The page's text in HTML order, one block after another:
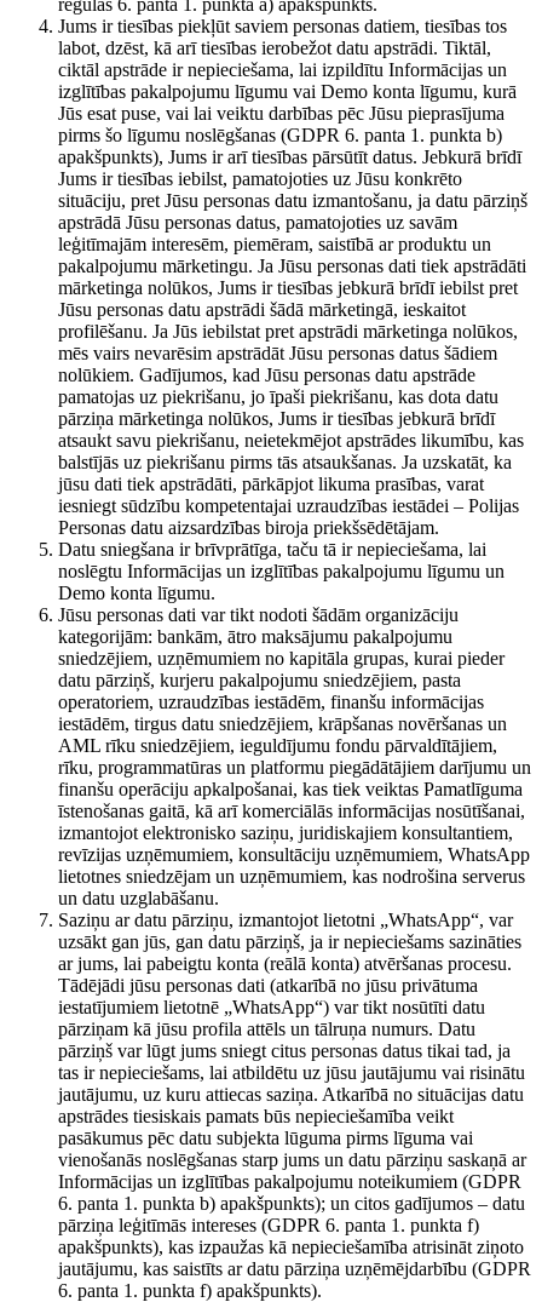
regulas 6. panta 1. punkta a) apakšpunkts.
Jums ir tiesības piekļūt saviem personas datiem, tiesības tos
labot, dzēst, kā arī tiesības ierobežot datu apstrādi. Tiktāl,
ciktāl apstrāde ir nepieciešama, lai izpildītu Informācijas un
izglītības pakalpojumu līgumu vai Demo konta līgumu, kurā
Jūs esat puse, vai lai veiktu darbības pēc Jūsu pieprasījuma
pirms šo līgumu noslēgšanas (GDPR 6. panta 1. punkta b)
apakšpunkts), Jums ir arī tiesības pārsūtīt datus. Jebkurā brīdī
Jums ir tiesības iebilst, pamatojoties uz Jūsu konkrēto
situāciju, pret Jūsu personas datu izmantošanu, ja datu pārziņš
apstrādā Jūsu personas datus, pamatojoties uz savām
leģitīmajām interesēm, piemēram, saistībā ar produktu un
pakalpojumu mārketingu. Ja Jūsu personas dati tiek apstrādāti
mārketinga nolūkos, Jums ir tiesības jebkurā brīdī iebilst pret
Jūsu personas datu apstrādi šādā mārketingā, ieskaitot
profilēšanu. Ja Jūs iebilstat pret apstrādi mārketinga nolūkos,
mēs vairs nevarēsim apstrādāt Jūsu personas datus šādiem
nolūkiem. Gadījumos, kad Jūsu personas datu apstrāde
pamatojas uz piekrišanu, jo īpaši piekrišanu, kas dota datu
pārziņa mārketinga nolūkos, Jums ir tiesības jebkurā brīdī
atsaukt savu piekrišanu, neietekmējot apstrādes likumību, kas
balstījās uz piekrišanu pirms tās atsaukšanas. Ja uzskatāt, ka
jūsu dati tiek apstrādāti, pārkāpjot likuma prasības, varat
iesniegt sūdzību kompetentajai uzraudzības iestādei – Polijas
Personas datu aizsardzības biroja priekšsēdētājam.
Datu sniegšana ir brīvprātīga, taču tā ir nepieciešama, lai
noslēgtu Informācijas un izglītības pakalpojumu līgumu un
Demo konta līgumu.
Jūsu personas dati var tikt nodoti šādām organizāciju
kategorijām: bankām, ātro maksājumu pakalpojumu
sniedzējiem, uzņēmumiem no kapitāla grupas, kurai pieder
datu pārziņš, kurjeru pakalpojumu sniedzējiem, pasta
operatoriem, uzraudzības iestādēm, finanšu informācijas
iestādēm, tirgus datu sniedzējiem, krāpšanas novēršanas un
AML rīku sniedzējiem, ieguldījumu fondu pārvaldītājiem,
rīku, programmatūras un platformu piegādātājiem darījumu un
finanšu operāciju apkalpošanai, kas tiek veiktas Pamatlīguma
īstenošanas gaitā, kā arī komerciālās informācijas nosūtīšanai,
izmantojot elektronisko saziņu, juridiskajiem konsultantiem,
revīzijas uzņēmumiem, konsultāciju uzņēmumiem, WhatsApp
lietotnes sniedzējam un uzņēmumiem, kas nodrošina serverus
un datu uzglabāšanu.
Saziņu ar datu pārziņu, izmantojot lietotni „WhatsApp“, var
uzsākt gan jūs, gan datu pārziņš, ja ir nepieciešams sazināties
ar jums, lai pabeigtu konta (reālā konta) atvēršanas procesu.
Tādējādi jūsu personas dati (atkarībā no jūsu privātuma
iestatījumiem lietotnē „WhatsApp“) var tikt nosūtīti datu
pārziņam kā jūsu profila attēls un tālruņa numurs. Datu
pārziņš var lūgt jums sniegt citus personas datus tikai tad, ja
tas ir nepieciešams, lai atbildētu uz jūsu jautājumu vai risinātu
jautājumu, uz kuru attiecas saziņa. Atkarībā no situācijas datu
apstrādes tiesiskais pamats būs nepieciešamība veikt
pasākumus pēc datu subjekta lūguma pirms līguma vai
vienošanās noslēgšanas starp jums un datu pārziņu saskaņā ar
Informācijas un izglītības pakalpojumu noteikumiem (GDPR
6. panta 1. punkta b) apakšpunkts); un citos gadījumos – datu
pārziņa leģitīmās intereses (GDPR 6. panta 1. punkta f)
apakšpunkts), kas izpaužas kā nepieciešamība atrisināt ziņoto
jautājumu, kas saistīts ar datu pārziņa uzņēmējdarbību (GDPR
6. panta 1. punkta f) apakšpunkts).